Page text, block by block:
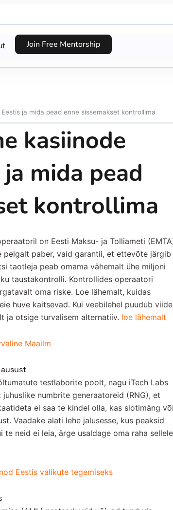
Join Free Mentorship
ja mida pead enne sissemakset kontrollima
kasiinode
mida pead
kontrollima
on Eesti Maksu- ja Tolliameti
paber, vaid garantii, et ettevõte järgib
taotleja peab omama vähemalt ühe miljoni
taustakontrolli. Kontrollides operaatori
oma riske. Loe lähemalt, kuidas
huve kaitsevad. Kui veebilehel puudub viide
ja otsige turvalisem alternatiiv. loe lähemalt
Maailm
testlaborite poolt, nagu iTech Labs
numbrite generaatoreid (RNG), et
ei saa te kindel olla, kas slotimäng või
Vaadake alati lehe jalusesse, kus peaksid
neid ei leia, ärge usaldage oma raha sellele
Eestis valikute tegemiseks